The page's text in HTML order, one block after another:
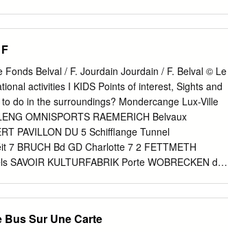
5 Mail &
Belval / F. Jourdain Jourdain / F. Belval © Le
activities I KIDS Points of interest, Sights and
do in the surroundings? Mondercange Lux-Ville
OMNISPORTS RAEMERICH Belvaux
PAVILLON DU 5 Schifflange Tunnel
7 BRUCH Bd GD Charlotte 7 2 FETTMETH
SAVOIR KULTURFABRIK Porte WOBRECKEN de
3 (France) 6 LALLÉNGERBIERG Rue Victor
Bus Sur Une Carte